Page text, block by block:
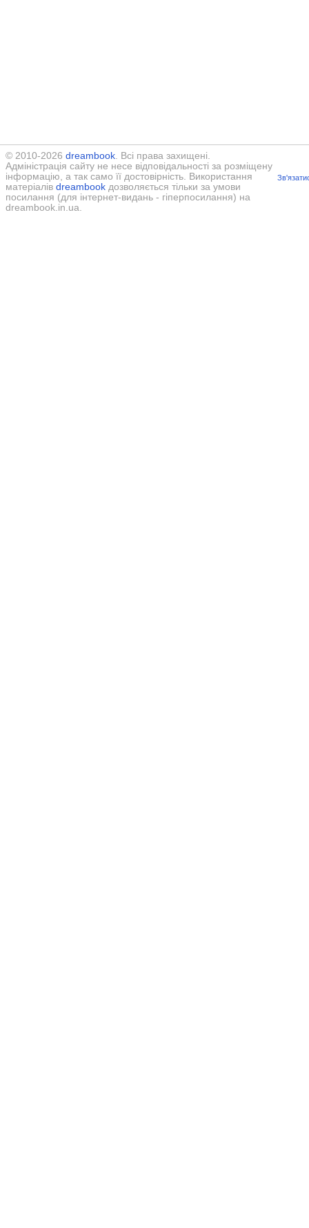
© 2010-2026 dreambook. Всі права захищені.
Адміністрація сайту не несе відповідальності за розміщену
інформацію, а так само її достовірність. Використання
матеріалів dreambook дозволяється тільки за умови
посилання (для інтернет-видань - гіперпосилання) на
dreambook.in.ua.